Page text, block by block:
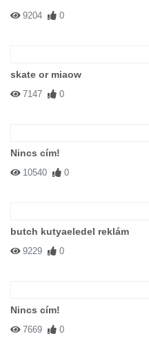
9204 0
skate or miaow
7147 0
Nincs cím!
10540 0
butch kutyaeledel reklám
9229 0
Nincs cím!
7669 0